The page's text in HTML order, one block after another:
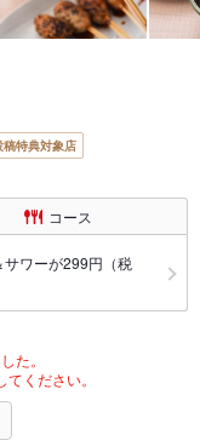
稿特典対象店
コース
サワーが299円（税
た。
ください。